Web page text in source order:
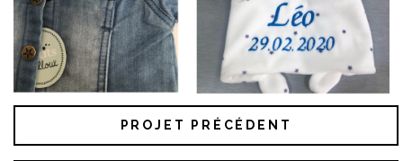
PROJET PRÉCÉDENT